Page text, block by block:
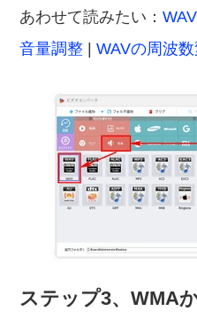
あわせて読みたい：
音量調整 |WAVの周波
ステップ3、WMA